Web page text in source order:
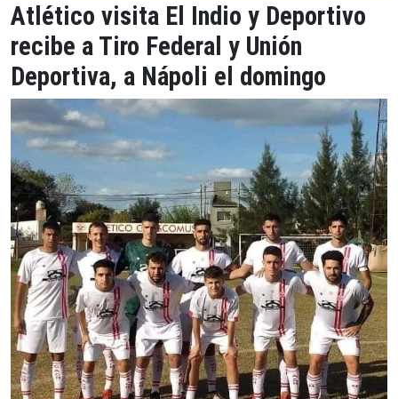
Atlético visita El Indio y Deportivo
recibe a Tiro Federal y Unión
Deportiva, a Nápoli el domingo